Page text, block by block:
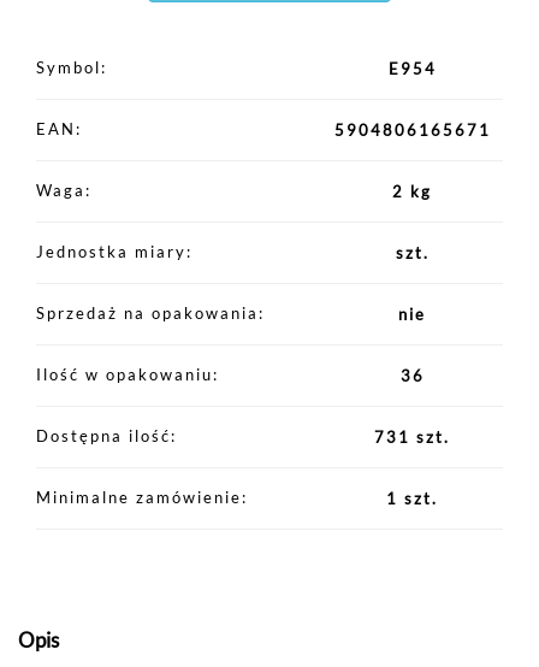
Symbol E954
EAN 5904806165671
Waga 2 kg
Jednostka miary szt.
Sprzedaż na opakowania nie
Ilość w opakowaniu 36
Dostępna ilość 731 szt.
Minimalne zamówienie 1 szt.
Opis